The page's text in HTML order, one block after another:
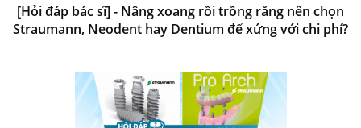
[Hỏi đáp bác sĩ] - Nâng xoang rồi trồng răng nên chọn
Straumann, Neodent hay Dentium để xứng với chi phí?